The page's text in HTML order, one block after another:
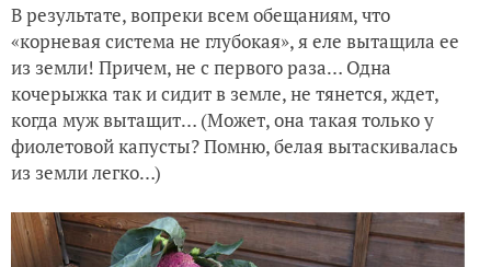
В результате, вопреки всем обещаниям, что
«корневая система не глубокая», я еле вытащила ее
из земли! Причем, не с первого раза… Одна
кочерыжка так и сидит в земле, не тянется, ждет,
когда муж вытащит… (Может, она такая только у
фиолетовой капусты? Помню, белая вытаскивалась
из земли легко…)